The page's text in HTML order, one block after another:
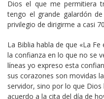
Dios el que me permitiera
tengo el grande galardón
privilegio de dirigirme a casi
La Biblia habla de que «La
la confianza en lo que no se
líneas yo expreso esta
sus corazones son movidas
servidor, sino por lo que
acuerdo a la cita del día de